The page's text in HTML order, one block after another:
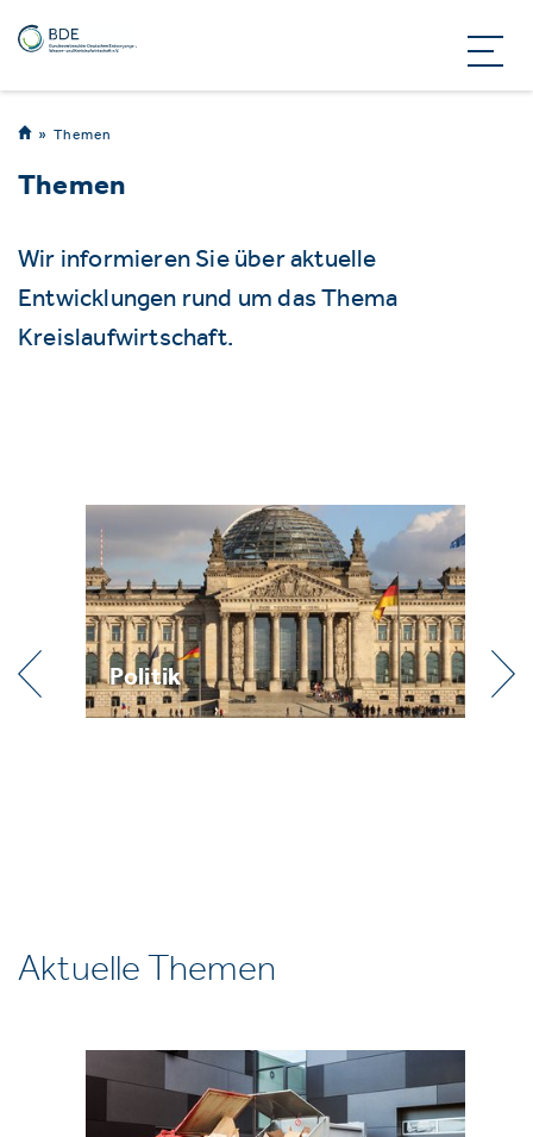
Themen
Themen
Wir informieren Sie über aktuelle
Entwicklungen rund um das Thema
Kreislaufwirtschaft.
Politik
Aktuelle Themen